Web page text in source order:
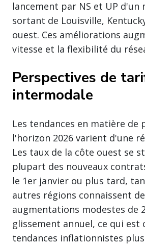
lancement par NS et UP d'un
sortant de Louisville,
ouest. Ces améliorations
vitesse et la flexibilité du
Perspectives de
intermodale
Les tendances en matière de
l'horizon 2026 varient d'une
Les taux de la côte ouest se
plupart des nouveaux
le 1er janvier ou plus tard,
autres régions connaissent
augmentations modestes de
glissement annuel, ce qui est
tendances inflationnistes